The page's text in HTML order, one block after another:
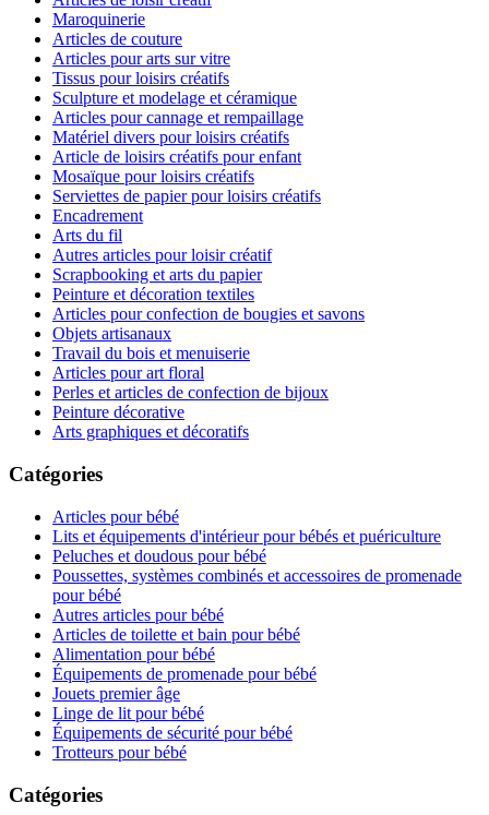
Maroquinerie
Articles de couture
Articles pour arts sur vitre
Tissus pour loisirs créatifs
Sculpture et modelage et céramique
Articles pour cannage et rempaillage
Matériel divers pour loisirs créatifs
Article de loisirs créatifs pour enfant
Mosaïque pour loisirs créatifs
Serviettes de papier pour loisirs créatifs
Encadrement
Arts du fil
Autres articles pour loisir créatif
Scrapbooking et arts du papier
Peinture et décoration textiles
Articles pour confection de bougies et savons
Objets artisanaux
Travail du bois et menuiserie
Articles pour art floral
Perles et articles de confection de bijoux
Peinture décorative
Arts graphiques et décoratifs
Catégories
Articles pour bébé
Lits et équipements d'intérieur pour bébés et puériculture
Peluches et doudous pour bébé
Poussettes, systèmes combinés et accessoires de promenade
pour bébé
Autres articles pour bébé
Articles de toilette et bain pour bébé
Alimentation pour bébé
Équipements de promenade pour bébé
Jouets premier âge
Linge de lit pour bébé
Équipements de sécurité pour bébé
Trotteurs pour bébé
Catégories